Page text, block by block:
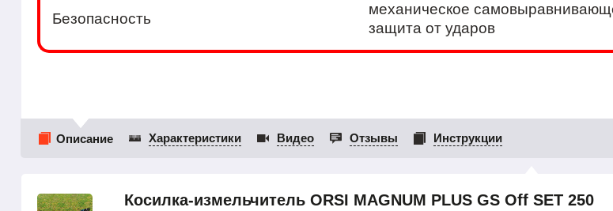
Безопасность
механическое
защита от ударов
Описание Характеристики Видео Отзывы Инструкции
Косилка-измельчитель ORSI MAGNUM PLUS GS Off SET 250